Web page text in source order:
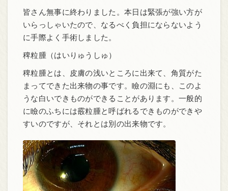
皆さん無事に終わりました。本日は緊張が強い方が
いらっしゃいたので、なるべく負担にならないよう
に手際よく手術しました。
稗粒腫（はいりゅうしゅ）
稗粒腫とは、皮膚の浅いところに出来て、角質がた
まってできた出来物の事です。瞼の淵にも、このよ
うな白いできものができることがあります。一般的
に瞼のふちには霰粒腫と呼ばれるできものができや
すいのですが、それとは別の出来物です。